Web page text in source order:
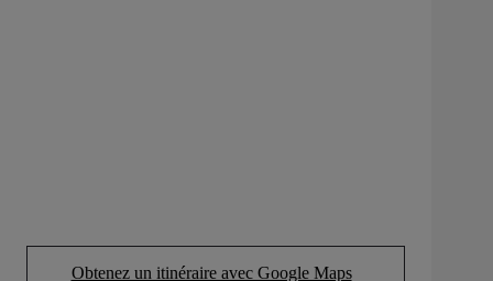
Obtenez un itinéraire avec Google Maps